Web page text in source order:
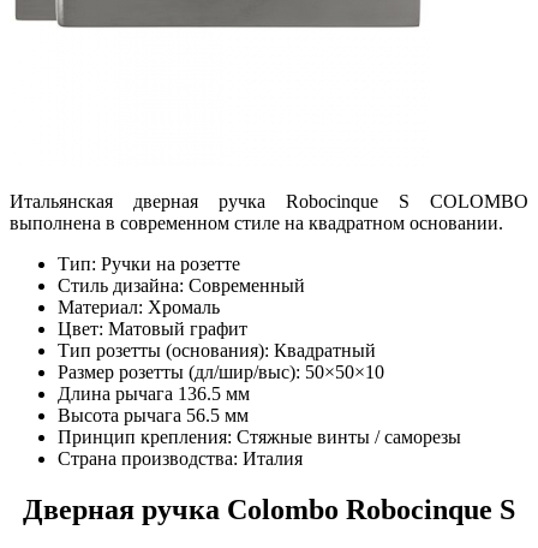
Итальянская дверная ручка Robocinque S COLOMBO
выполнена в современном стиле на квадратном основании.
Тип: Ручки на розетте
Стиль дизайна: Современный
Материал: Хромаль
Цвет: Матовый графит
Тип розетты (основания): Квадратный
Размер розетты (дл/шир/выс): 50×50×10
Длина рычага 136.5 мм
Высота рычага 56.5 мм
Принцип крепления: Стяжные винты / саморезы
Страна производства: Италия
Дверная ручка Colombo Robocinque S